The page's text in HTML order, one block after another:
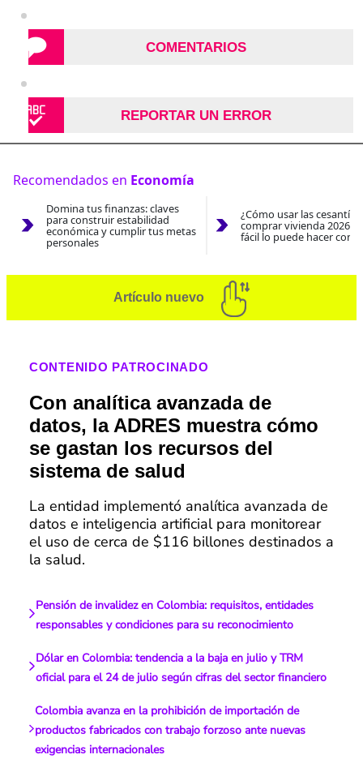
COMENTARIOS
REPORTAR UN ERROR
Recomendados en Economía
Domina tus finanzas: claves
para construir estabilidad
económica y cumplir tus metas
personales
¿Cómo usar las
comprar vivienda 2026?
fácil lo puede hacer con
Artículo nuevo
CONTENIDO PATROCINADO
Con analítica avanzada de
datos, la ADRES muestra cómo
se gastan los recursos del
sistema de salud
La entidad implementó analítica avanzada de
datos e inteligencia artificial para monitorear
el uso de cerca de $116 billones destinados a
la salud.
Pensión de invalidez en Colombia: requisitos, entidades
responsables y condiciones para su reconocimiento
Dólar en Colombia: tendencia a la baja en julio y TRM
oficial para el 24 de julio según cifras del sector financiero
Colombia avanza en la prohibición de importación de
productos fabricados con trabajo forzoso ante nuevas
exigencias internacionales